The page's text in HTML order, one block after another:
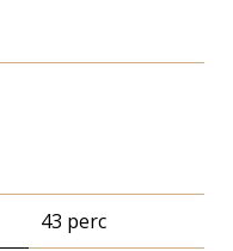
43 perc